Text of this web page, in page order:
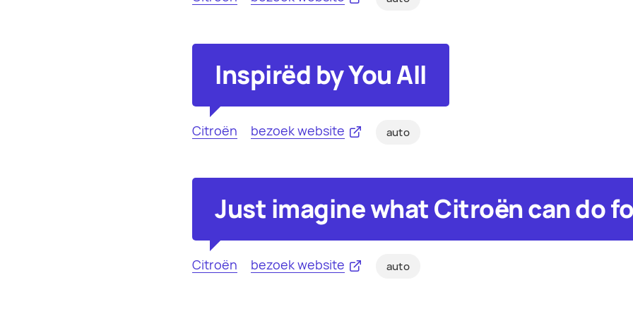
Inspirëd by You All
Citroën bezoek website auto
Just imagine what Citroën can do
Citroën bezoek website auto